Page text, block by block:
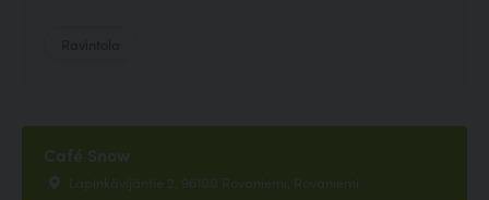
Café Snow
Lapinkävijäntie 2, 96100 Rovaniemi, Rovaniemi